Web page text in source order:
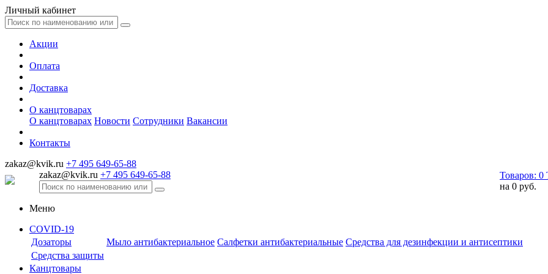
Личный кабинет
Акции
Оплата
Доставка
О канцтоварах
О канцтоварах Новости Сотрудники Вакансии
Контакты
zakaz@kvik.ru +7 495 649-65-88
zakaz@kvik.ru +7 495 649-65-88 Товаров: 0
на 0 руб.
Меню
COVID-19
Дозаторы
Мыло антибактериальное Салфетки антибактериальные Средства для дезинфекции и антисептики
Средства защиты
Канцтовары